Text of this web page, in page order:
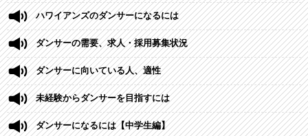
ハワイアンズのダンサーになるには
ダンサーの需要、求人・採用募集状況
ダンサーに向いている人、適性
未経験からダンサーを目指すには
ダンサーになるには【中学生編】